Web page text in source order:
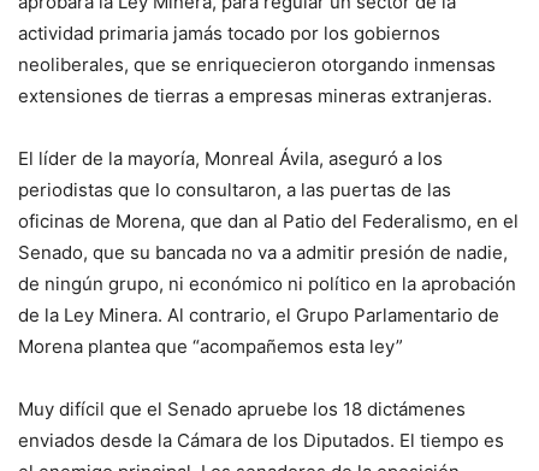
actividad primaria jamás tocado por los gobiernos
neoliberales, que se enriquecieron otorgando inmensas
extensiones de tierras a empresas mineras extranjeras.
El líder de la mayoría, Monreal Ávila, aseguró a los
periodistas que lo consultaron, a las puertas de las
oficinas de Morena, que dan al Patio del Federalismo, en el
Senado, que su bancada no va a admitir presión de nadie,
de ningún grupo, ni económico ni político en la aprobación
de la Ley Minera. Al contrario, el Grupo Parlamentario de
Morena plantea que “acompañemos esta ley”
Muy difícil que el Senado apruebe los 18 dictámenes
enviados desde la Cámara de los Diputados. El tiempo es